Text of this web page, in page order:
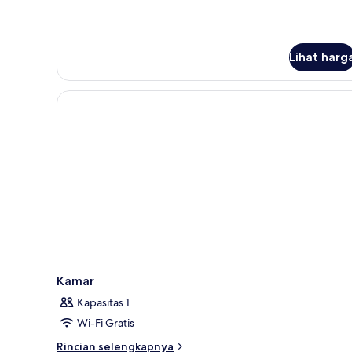
Lihat
Kamar
Kapasitas 1
Wi-Fi Gratis
Rincian selengkapnya
Rincian